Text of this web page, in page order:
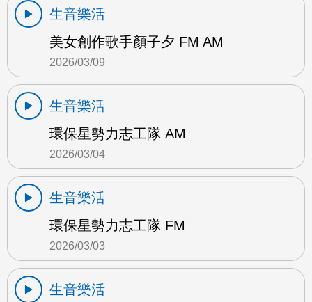
生音樂活
美女創作歌手顏子夕 FM AM
2026/03/09
生音樂活
環保星勢力志工隊 AM
2026/03/04
生音樂活
環保星勢力志工隊 FM
2026/03/03
生音樂活